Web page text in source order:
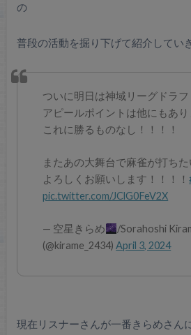
の
普段の活動を掘り下げて紹介してい
ついに明日は神域リーグドラフ
アピールポイントは他にもあ
これに勝るものなし！！！！
またあの大舞台で麻雀が打ちた
よろしくお願いします！！！！
pic.twitter.com/JClG0FeV2X
— 空星きらめ
/Sorahoshi
(@kirame_2434)April 3, 2024
現在リスナーさんが一番きらめさん